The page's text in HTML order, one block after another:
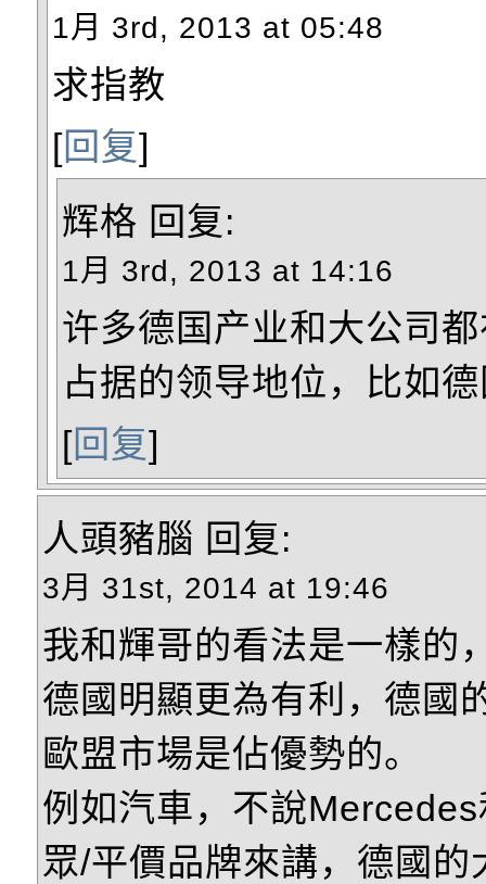
1月 3rd, 2013 at 05:48
求指教
[回复]
辉格 回复:
1月 3rd, 2013 at 14:16
许多德国产业和大公司
占据的领导地位，比如
[回复]
人頭豬腦 回复:
3月 31st, 2014 at 19:46
我和輝哥的看法是一樣的
德國明顯更為有利，德國
歐盟市場是佔優勢的。
例如汽車，不說
眾/平價品牌來講，德國的